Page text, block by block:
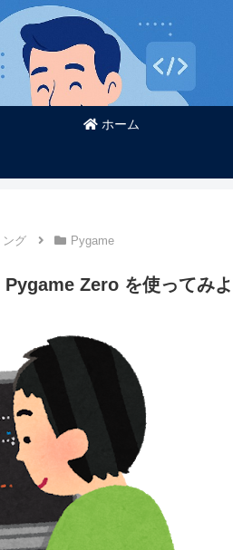
ホーム
ング Pygame
Pygame Zero を使ってみ